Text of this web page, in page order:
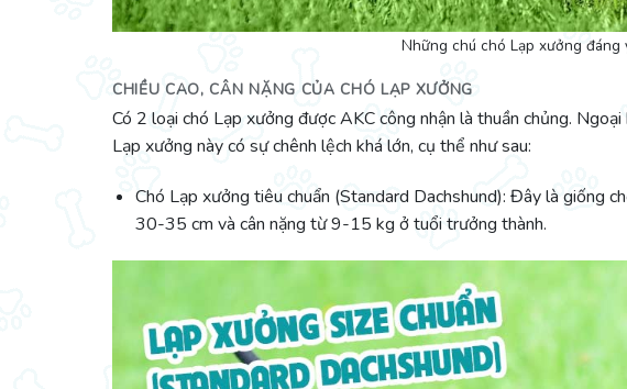
Những chú chó Lạp xưởng đáng
CHIỀU CAO, CÂN NẶNG CỦA CHÓ LẠP XƯỞNG
Có 2 loại chó Lạp xưởng được AKC công nhận là thuần chủng.
Lạp xưởng này có sự chênh lệch khá lớn, cụ thể như sau:
Chó Lạp xưởng tiêu chuẩn (Standard Dachshund): Đây là giống
30-35 cm và cân nặng từ 9-15 kg ở tuổi trưởng thành.